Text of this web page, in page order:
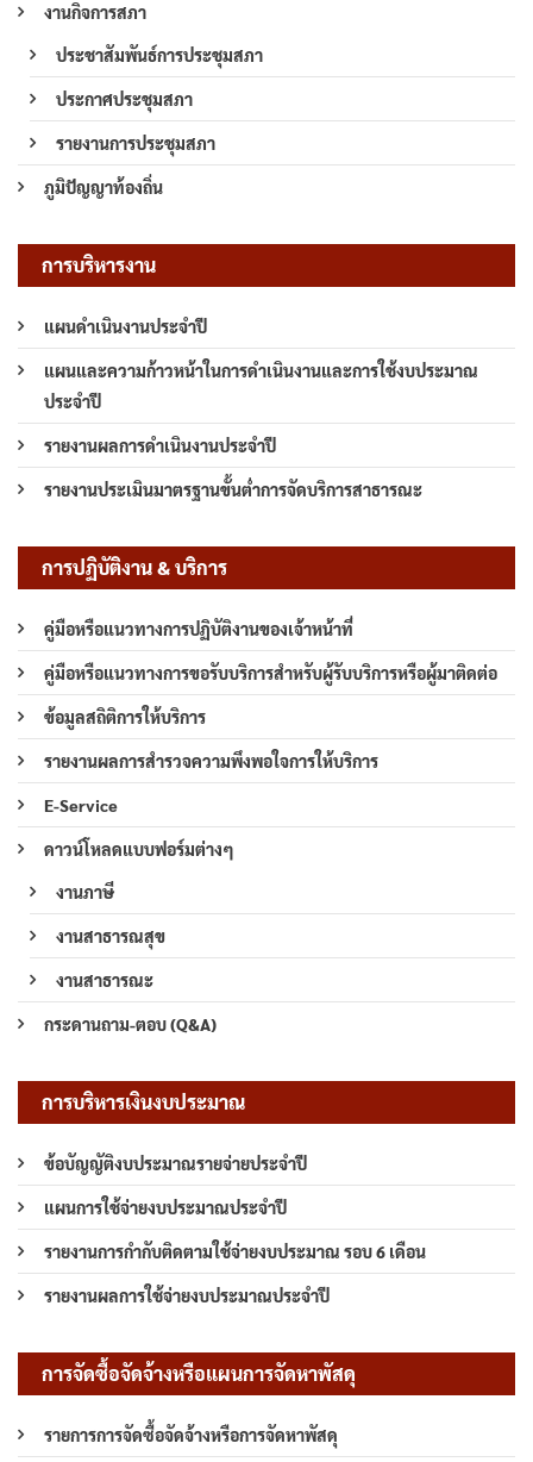
งานกิจการสภา
ประชาสัมพันธ์การประชุมสภา
ประกาศประชุมสภา
รายงานการประชุมสภา
ภูมิปัญญาท้องถิ่น
การบริหารงาน
แผนดำเนินงานประจำปี
แผนและความก้าวหน้าในการดำเนินงานและการใช้งบประมาณ
ประจำปี
รายงานผลการดำเนินงานประจำปี
รายงานประเมินมาตรฐานขั้นต่ำการจัดบริการสาธารณะ
การปฏิบัติงาน & บริการ
คู่มือหรือแนวทางการปฏิบัติงานของเจ้าหน้าที่
คู่มือหรือแนวทางการขอรับบริการสำหรับผู้รับบริการหรือผู้มาติดต่อ
ข้อมูลสถิติการให้บริการ
รายงานผลการสำรวจความพึงพอใจการให้บริการ
E-Service
ดาวน์โหลดแบบฟอร์มต่างๆ
งานภาษี
งานสาธารณสุข
งานสาธารณะ
กระดานถาม-ตอบ (Q&A)
การบริหารเงินงบประมาณ
ข้อบัญญัติงบประมาณรายจ่ายประจำปี
แผนการใช้จ่ายงบประมาณประจำปี
รายงานการกำกับติดตามใช้จ่ายงบประมาณ รอบ 6 เดือน
รายงานผลการใช้จ่ายงบประมาณประจำปี
การจัดซื้อจัดจ้างหรือแผนการจัดหาพัสดุ
รายการการจัดซื้อจัดจ้างหรือการจัดหาพัสดุ